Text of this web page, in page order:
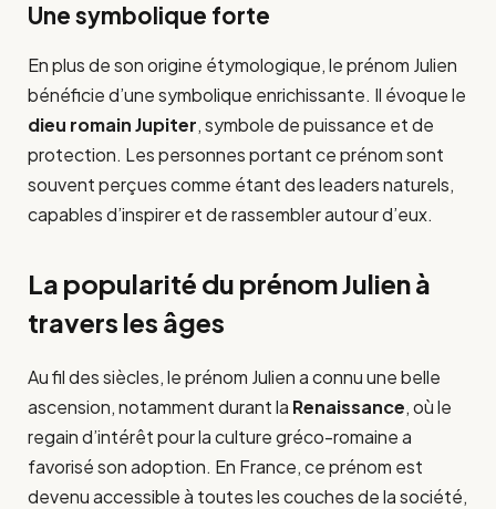
Une symbolique forte
En plus de son origine étymologique, le prénom Julien
bénéficie d’une symbolique enrichissante. Il évoque le
dieu romain Jupiter, symbole de puissance et de
protection. Les personnes portant ce prénom sont
souvent perçues comme étant des leaders naturels,
capables d’inspirer et de rassembler autour d’eux.
La popularité du prénom Julien à
travers les âges
Au fil des siècles, le prénom Julien a connu une belle
ascension, notamment durant la Renaissance, où le
regain d’intérêt pour la culture gréco-romaine a
favorisé son adoption. En France, ce prénom est
devenu accessible à toutes les couches de la société,